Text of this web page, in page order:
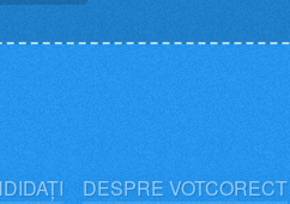
DESPRE VOTCORECT